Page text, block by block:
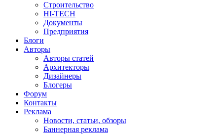
Строительство
HI-TECH
Документы
Предприятия
Блоги
Авторы
Авторы статей
Архитекторы
Дизайнеры
Блогеры
Форум
Контакты
Реклама
Новости, статьи, обзоры
Баннерная реклама